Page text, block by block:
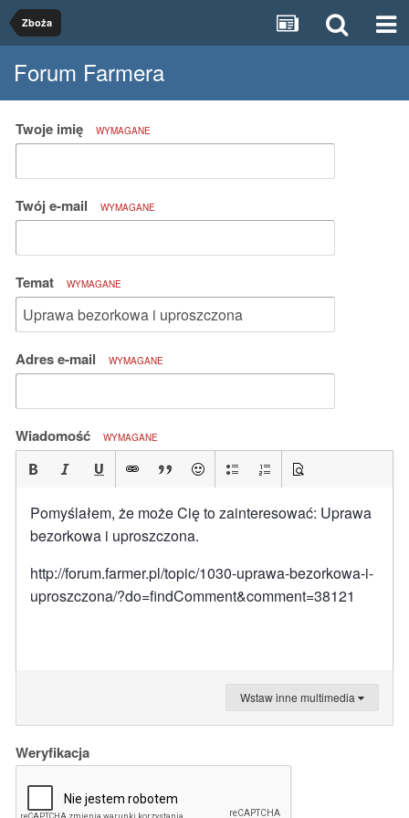
Zboża
Forum Farmera
Twoje imię WYMAGANE
Twój e-mail WYMAGANE
Temat WYMAGANE
Adres e-mail WYMAGANE
Wiadomość WYMAGANE
Pomyślałem, że może Cię to zainteresować: Uprawa
bezorkowa i uproszczona.
http://forum.farmer.pl/topic/1030-uprawa-bezorkowa-i-
uproszczona/?do=findComment&comment=38121
Wstaw inne multimedia
Weryfikacja